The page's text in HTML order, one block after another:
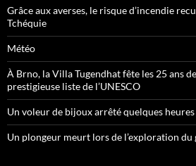
Grâce aux averses, le risque d’incendie
Tchéquie
Météo
À Brno, la Villa Tugendhat fête les 25 ans
prestigieuse liste de l’UNESCO
Un voleur de bijoux arrêté quelques
Un plongeur meurt lors de l’exploration